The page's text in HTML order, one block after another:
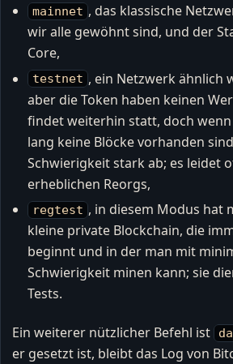
mainnet , das klassische
wir alle gewöhnt sind, und der
Core,
testnet , ein Netzwerk ähnlich
aber die Token haben keinen
findet weiterhin statt, doch
lang keine Blöcke vorhanden
Schwierigkeit stark ab; es leidet
erheblichen Reorgs,
regtest , in diesem Modus hat
kleine private Blockchain, die
beginnt und in der man mit
Schwierigkeit minen kann; sie
Tests.
Ein weiterer nützlicher Befehl ist
er gesetzt ist, bleibt das Log von